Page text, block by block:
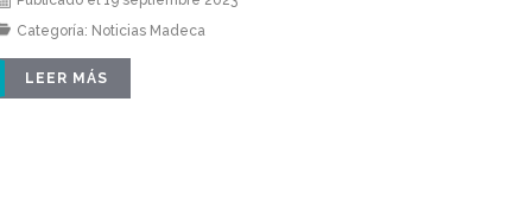
Categoría: Noticias Madeca
LEER MÁS